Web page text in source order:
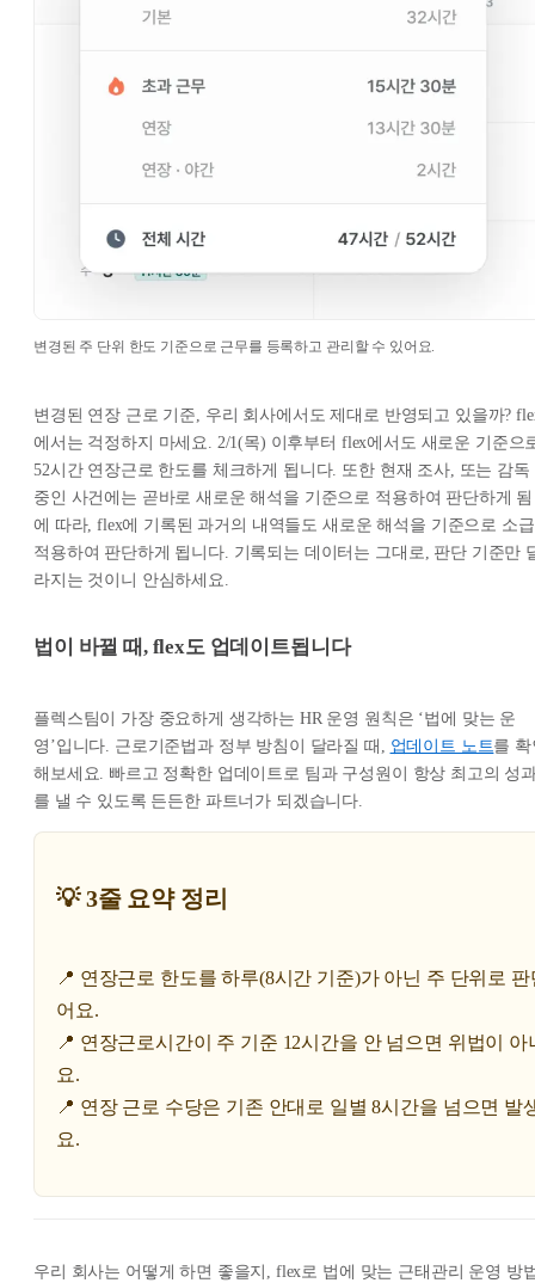
변경된 주 단위 한도 기준으로 근무를 등록하고 관리할 수 있어요.
변경된 연장 근로 기준, 우리 회사에서도 제대로 반영되고 있을까?
에서는 걱정하지 마세요. 2/1(목) 이후부터 flex에서도 새로운 기준으
52시간 연장근로 한도를 체크하게 됩니다. 또한 현재 조사, 또는 감독
중인 사건에는 곧바로 새로운 해석을 기준으로 적용하여 판단하게 됨
에 따라, flex에 기록된 과거의 내역들도 새로운 해석을 기준으로 소급
적용하여 판단하게 됩니다. 기록되는 데이터는 그대로, 판단 기준만
라지는 것이니 안심하세요.
법이 바뀔 때, flex도 업데이트됩니다
플렉스팀이 가장 중요하게 생각하는 HR 운영 원칙은 ‘법에 맞는 운
영’입니다. 근로기준법과 정부 방침이 달라질 때, 업데이트 노트를 확
해보세요. 빠르고 정확한 업데이트로 팀과 구성원이 항상 최고의 성
를 낼 수 있도록 든든한 파트너가 되겠습니다.
💡 3줄 요약 정리
📍 연장근로 한도를 하루(8시간 기준)가 아닌 주 단위로 판
어요.
📍 연장근로시간이 주 기준 12시간을 안 넘으면 위법이 아
요.
📍 연장 근로 수당은 기존 안대로 일별 8시간을 넘으면 발
요.
우리 회사는 어떻게 하면 좋을지, flex로 법에 맞는 근태관리 운영 방